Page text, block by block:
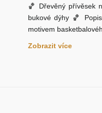
🏀 Dřevěný přívěsek
bukové dýhy 🏀
motivem
Zobrazit více